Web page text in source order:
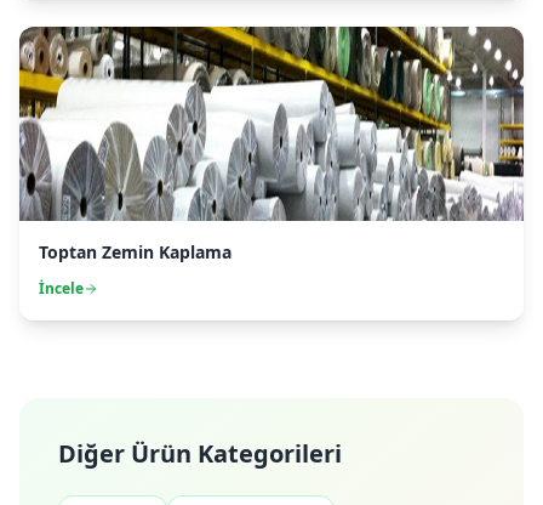
Toptan Zemin Kaplama
İncele
Diğer Ürün Kategorileri